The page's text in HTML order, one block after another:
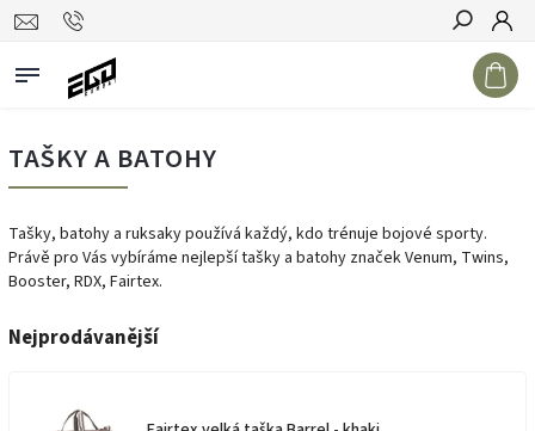
Hledat
TAŠKY A BATOHY
Tašky, batohy a ruksaky používá každý, kdo trénuje bojové sporty.
Právě pro Vás vybíráme nejlepší tašky a batohy značek Venum, Twins,
Booster, RDX, Fairtex.
Nejprodávanější